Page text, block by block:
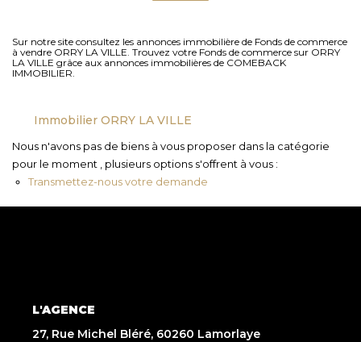
CONTACT
Sur notre site consultez les annonces immobilière de Fonds de commerce
à vendre ORRY LA VILLE. Trouvez votre Fonds de commerce sur ORRY
LA VILLE grâce aux annonces immobilières de COMEBACK
IMMOBILIER.
Immobilier ORRY LA VILLE
Nous n'avons pas de biens à vous proposer dans la catégorie
pour le moment , plusieurs options s'offrent à vous :
Transmettez-nous votre demande
L'AGENCE
27, Rue Michel Bléré, 60260 Lamorlaye